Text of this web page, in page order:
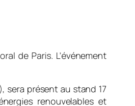
de Paris. L’événement
sera présent au stand 17
renouvelables et